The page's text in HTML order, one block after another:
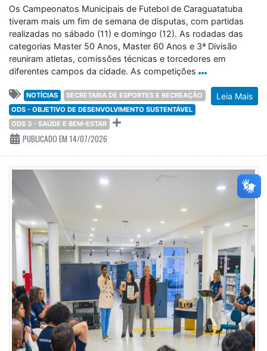
Os Campeonatos Municipais de Futebol de Caraguatatuba
tiveram mais um fim de semana de disputas, com partidas
realizadas no sábado (11) e domingo (12). As rodadas das
categorias Master 50 Anos, Master 60 Anos e 3ª Divisão
reuniram atletas, comissões técnicas e torcedores em
diferentes campos da cidade. As competições
Leia Mais
NOTÍCIAS
SECRETARIA DE ESPORTES E RECREAÇÃO
ODS - OBJETIVO DE DESENVOLVIMENTO SUSTENTÁVEL
ODS 3 - SAÚDE E BEM-ESTAR
PUBLICADO EM 14/07/2026